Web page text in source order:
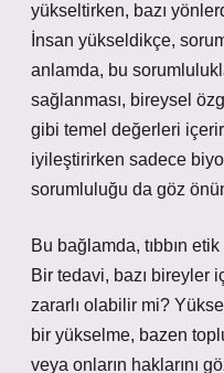
yükseltirken, bazı
İnsan yükseldikçe,
anlamda, bu
sağlanması, bireysel
gibi temel değerleri
iyileştirirken sadece
sorumluluğu da göz
Bu bağlamda, tıbbın
Bir tedavi, bazı bireyler
zararlı olabilir mi?
bir yükselme, bazen
veya onların haklarını